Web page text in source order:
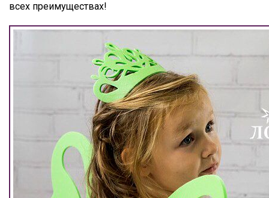
всех преимуществах!